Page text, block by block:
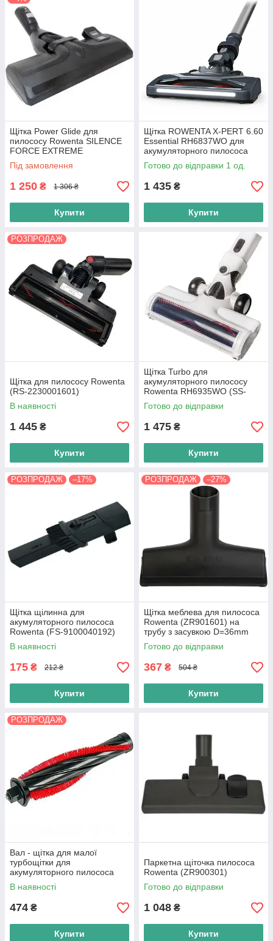
Щітка Power Glide для
пилососу Rowenta SILENCE
FORCE EXTREME
(ZR904801)
Під замовлення
1 250 ₴ 1 306 ₴
Купити
Щітка ROWENTA X-PERT 6.60
Essential RH6837WO для
акумуляторного пилососа
(SS-7222053289)
Готово до відправки 1 од.
1 435 ₴
Купити
РОЗПРОДАЖ
Щітка для пилососу Rowenta
(RS-2230001601)
В наявності
1 445 ₴
Купити
Щітка Turbo для
акумуляторного пилососу
Rowenta RH6935WO (SS-
9100040943)
Готово до відправки
1 475 ₴
Купити
РОЗПРОДАЖ –17%
Щітка щілинна для
акумуляторного пилососа
Rowenta (FS-9100040192)
В наявності
175 ₴ 212 ₴
Купити
РОЗПРОДАЖ –27%
Щітка меблева для пилососа
Rowenta (ZR901601) на
трубу з засувкою D=36mm
Готово до відправки
367 ₴ 504 ₴
Купити
РОЗПРОДАЖ
Вал - щітка для малої
турбощітки для
акумуляторного пилососа
Rowenta (SS-2230002478)
В наявності
474 ₴
Купити
Паркетна щіточка пилососа
Rowenta (ZR900301)
Готово до відправки
1 048 ₴
Купити